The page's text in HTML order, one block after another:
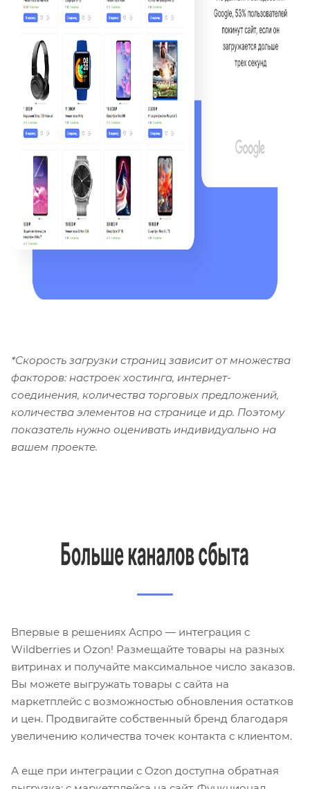
*Скорость загрузки страниц зависит от множества
факторов: настроек хостинга, интернет-
соединения, количества торговых предложений,
количества элементов на странице и др. Поэтому
показатель нужно оценивать индивидуально на
вашем проекте.
Впервые в решениях Аспро — интеграция с
Wildberries и Ozon! Размещайте товары на разных
витринах и получайте максимальное число заказов.
Вы можете выгружать товары с сайта на
маркетплейс с возможностью обновления остатков
и цен. Продвигайте собственный бренд благодаря
увеличению количества точек контакта с клиентом.
А еще при интеграции с Ozon доступна обратная